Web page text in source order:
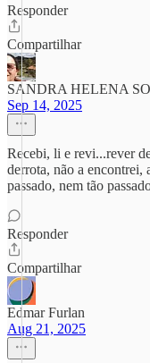
Responder
Compartilhar
SANDRA HELENA
Sep 14, 2025
Recebi, li e revi...rever
derrota, não a encontrei,
passado, nem tão
Responder
Compartilhar
Edmar Furlan
Aug 21, 2025